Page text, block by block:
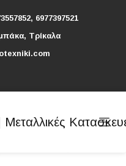
6977397521
Τρίκαλα